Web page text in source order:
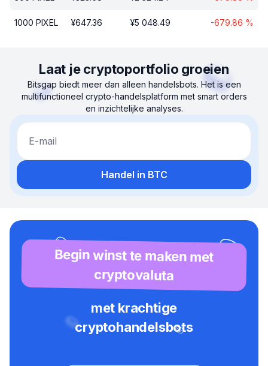
1000 PIXEL ¥647.36 ¥5 048.49 -679.86 %
Laat je cryptoportfolio groeien
Bitsgap biedt meer dan alleen handelsbots. Het is een
multifunctioneel crypto-handelsplatform met smart orders
en inzichtelijke analyses.
E-mail
Handel in BTC
Begin winst te maken met
cryptovaluta
met krachtige
cryptohandelsbots